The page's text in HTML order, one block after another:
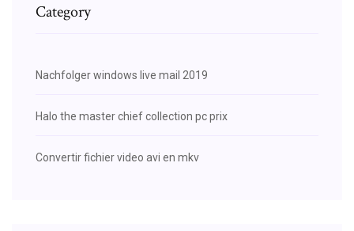
Category
Nachfolger windows live mail 2019
Halo the master chief collection pc prix
Convertir fichier video avi en mkv